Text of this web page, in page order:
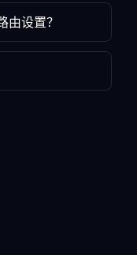
设置？